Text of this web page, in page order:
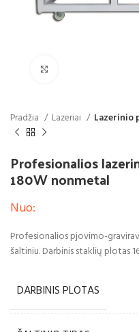
Pradžia Lazeriai Lazerinio
Profesionalios
180W nonmetal
Nuo:
Profesionalios pjovimo-
šaltiniu. Darbinis staklių plotas
DARBINIS PLOTAS